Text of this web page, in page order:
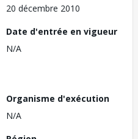
20 décembre 2010
Date d'entrée en vigueur
N/A
Organisme d'exécution
N/A